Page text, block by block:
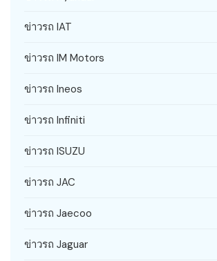
ข่าวรถ IAT
ข่าวรถ IM Motors
ข่าวรถ Ineos
ข่าวรถ Infiniti
ข่าวรถ ISUZU
ข่าวรถ JAC
ข่าวรถ Jaecoo
ข่าวรถ Jaguar